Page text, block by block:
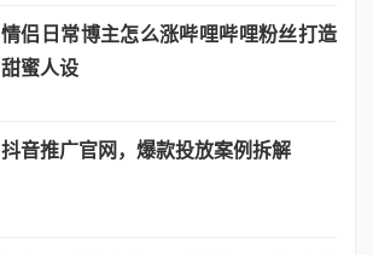
情侣日常博主怎么涨哔哩哔哩粉丝打造
甜蜜人设
抖音推广官网，爆款投放案例拆解